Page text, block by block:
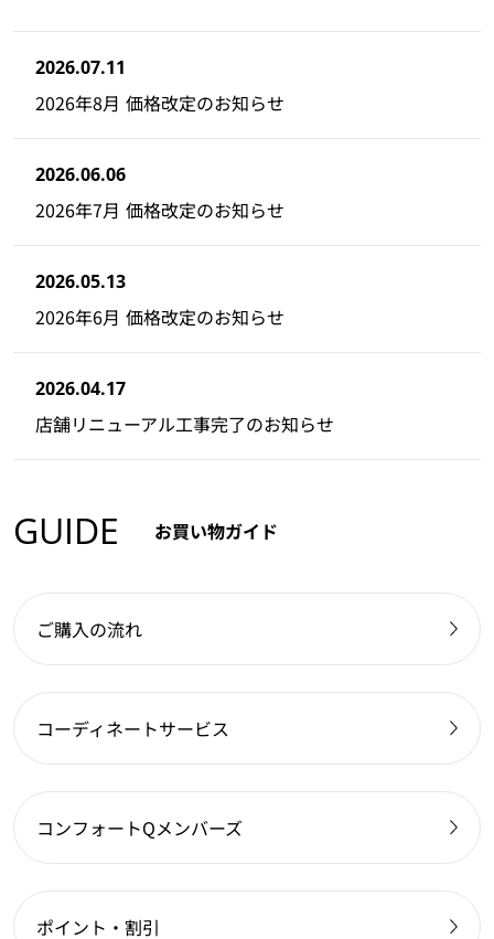
2026.07.11
2026年8月 価格改定のお知らせ
2026.06.06
2026年7月 価格改定のお知らせ
2026.05.13
2026年6月 価格改定のお知らせ
2026.04.17
店舗リニューアル工事完了のお知らせ
GUIDE お買い物ガイド
ご購入の流れ
コーディネートサービス
コンフォートQメンバーズ
ポイント・割引